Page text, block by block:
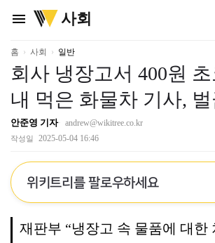
menu
위
키
리
사회
홈 사회 일반
회사 냉장고서 400원
내 먹은 화물차 기사,
안준영 기자 andrew@wikitree.co.kr
작성일 2025-05-04 16:46
위키트리를 팔로우하세요
재판부 “냉장고 속 물품에 대한